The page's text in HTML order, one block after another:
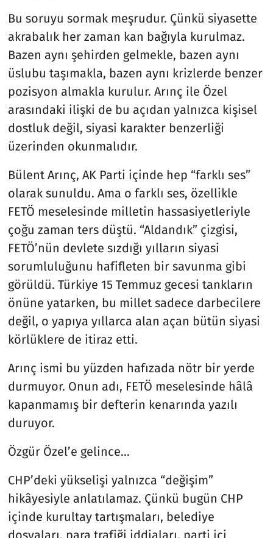
Bu soruyu sormak meşrudur. Çünkü siyasette
akrabalık her zaman kan bağıyla kurulmaz.
Bazen aynı şehirden gelmekle, bazen aynı
üslubu taşımakla, bazen aynı krizlerde benzer
pozisyon almakla kurulur. Arınç ile Özel
arasındaki ilişki de bu açıdan yalnızca kişisel
dostluk değil, siyasi karakter benzerliği
üzerinden okunmalıdır.
Bülent Arınç, AK Parti içinde hep “farklı ses”
olarak sunuldu. Ama o farklı ses, özellikle
FETÖ meselesinde milletin hassasiyetleriyle
çoğu zaman ters düştü. “Aldandık” çizgisi,
FETÖ’nün devlete sızdığı yılların siyasi
sorumluluğunu hafifleten bir savunma gibi
görüldü. Türkiye 15 Temmuz gecesi tankların
önüne yatarken, bu millet sadece darbecilere
değil, o yapıya yıllarca alan açan bütün siyasi
körlüklere de itiraz etti.
Arınç ismi bu yüzden hafızada nötr bir yerde
durmuyor. Onun adı, FETÖ meselesinde hâlâ
kapanmamış bir defterin kenarında yazılı
duruyor.
Özgür Özel’e gelince…
CHP’deki yükselişi yalnızca “değişim”
hikâyesiyle anlatılamaz. Çünkü bugün CHP
içinde kurultay tartışmaları, belediye